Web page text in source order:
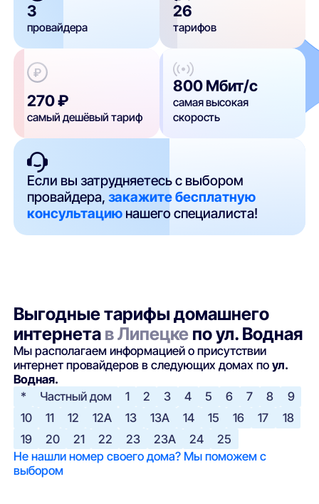
3
провайдера
26
тарифов
270 ₽
самый дешёвый тариф
800 Мбит/с
самая высокая
скорость
Если вы затрудняетесь с выбором
провайдера,закажите бесплатную
консультацию нашего специалиста!
Выгодные тарифы домашнего
интернета в Липецке по ул. Водная
Мы располагаем информацией о присутствии
интернет провайдеров в следующих домах поул.
Водная.
*
Частный дом 1 2 3 4 5 6 7 8
9
10
11 12 12А 13 13А 14 15 16 17
18
19
20 21 22 23 23А 24
25
Не нашли номер своего дома? Мы поможем с
выбором